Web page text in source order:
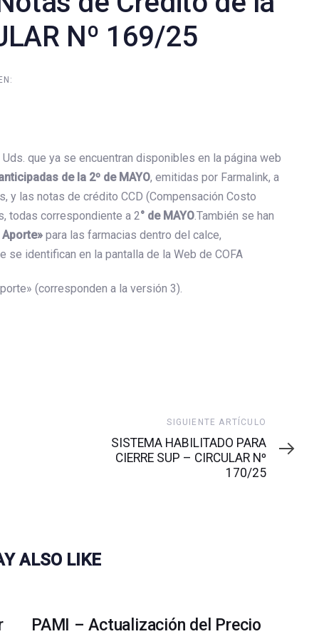
Nº 169/25
que ya se encuentran disponibles en la página web
de la 2º de MAYO, emitidas por Farmalink, a
y las notas de crédito CCD (Compensación Costo
todas correspondiente a 2° de MAYO.También se han
para las farmacias dentro del calce,
se identifican en la pantalla de la Web de COFA
(corresponden a la versión 3).
artículo
SIGUIENTE ARTÍCULO
SISTEMA HABILITADO PARA
CIERRE SUP – CIRCULAR Nº
170/25
ALSO LIKE
PAMI – Actualización del Precio